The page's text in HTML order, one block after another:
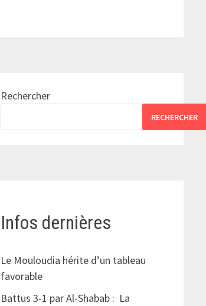
Rechercher
RECHERCHER
Infos dernières
Le Mouloudia hérite d’un tableau
favorable
Battus 3-1 par Al-Shabab : La